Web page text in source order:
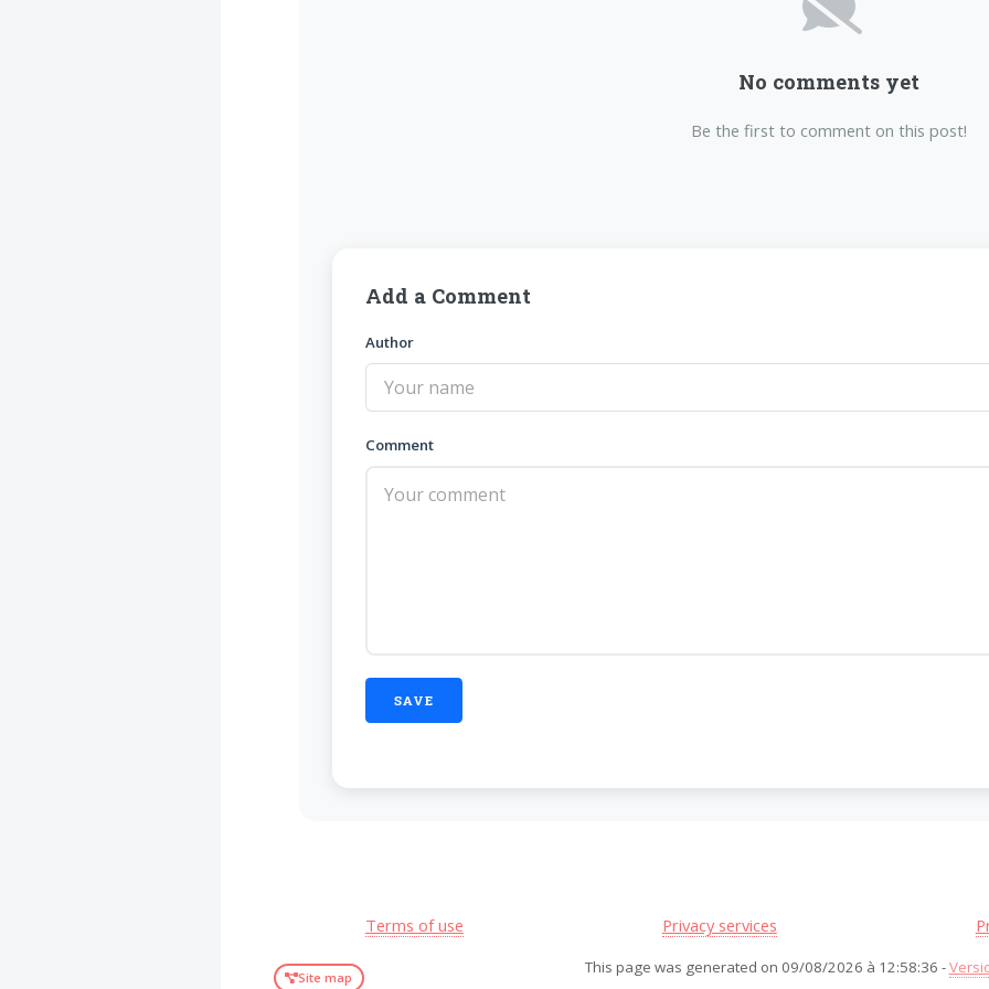
No comments yet
Be the first to comment on this post!
Add a Comment
Author
Comment
Terms of use Privacy services
This page was generated on 09/08/2026 à 12:58:36 -
Site map